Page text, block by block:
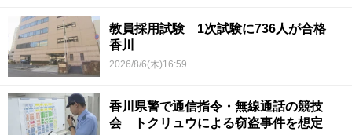
教員採用試験 1次試験に736人が合格
香川
2026/8/6(木)16:59
香川県警で通信指令・無線通話の競技
会 トクリュウによる窃盗事件を想定